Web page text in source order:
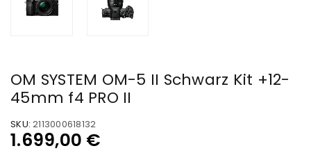
OM SYSTEM OM-5 II Schwarz Kit +12-
45mm f4 PRO II
SKU: 2113000618132
1.699,00 €